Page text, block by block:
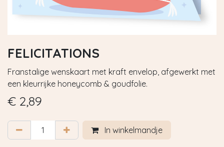
FELICITATIONS
Franstalige wenskaart met kraft envelop, afgewerkt met
een kleurrijke honeycomb & goudfolie.
€ 2,89
In winkelmandje